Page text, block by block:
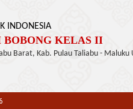
INDONESIA
BOBONG KELAS II
Barat, Kab. Pulau Taliabu - Maluku